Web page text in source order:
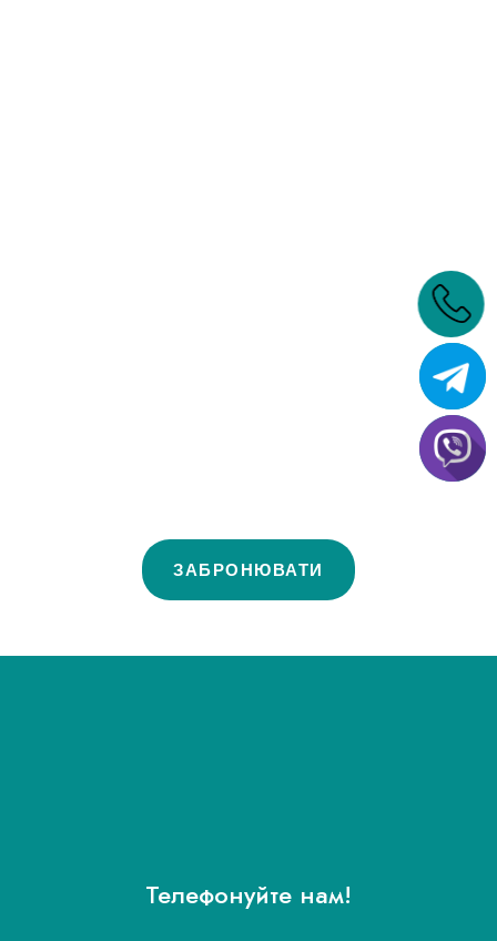
ЗАБРОНЮВАТИ
Телефонуйте нам!